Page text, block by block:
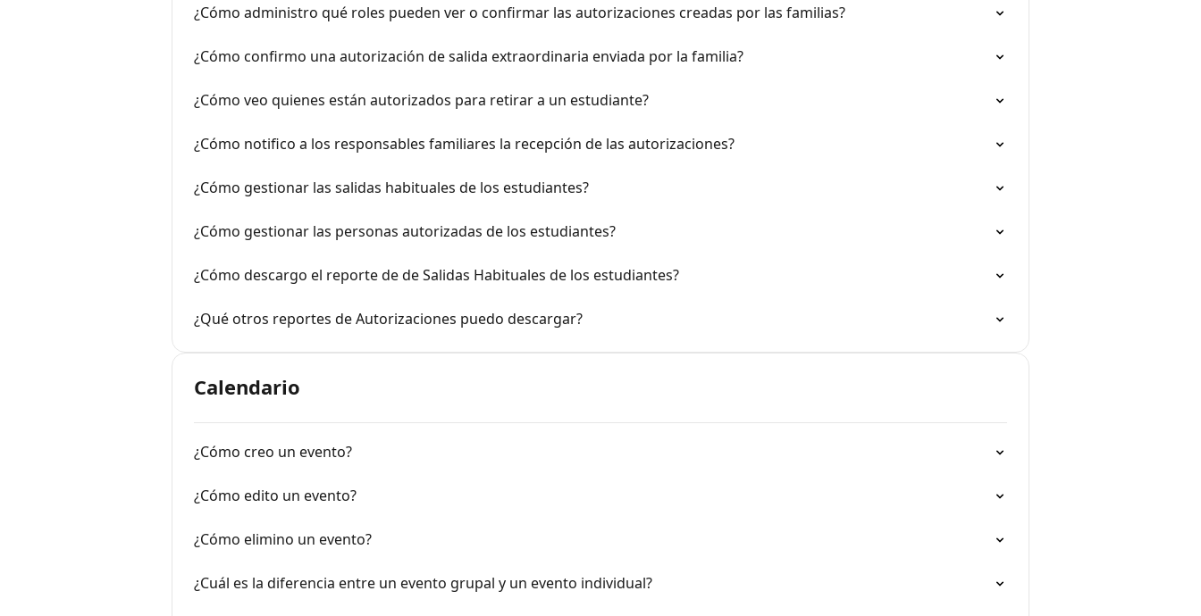
¿Cómo administro qué roles pueden ver o confirmar las autorizaciones creadas por las familias?
¿Cómo confirmo una autorización de salida extraordinaria enviada por la familia?
¿Cómo veo quienes están autorizados para retirar a un estudiante?
¿Cómo notifico a los responsables familiares la recepción de las autorizaciones?
¿Cómo gestionar las salidas habituales de los estudiantes?
¿Cómo gestionar las personas autorizadas de los estudiantes?
¿Cómo descargo el reporte de de Salidas Habituales de los estudiantes?
¿Qué otros reportes de Autorizaciones puedo descargar?
Calendario
¿Cómo creo un evento?
¿Cómo edito un evento?
¿Cómo elimino un evento?
¿Cuál es la diferencia entre un evento grupal y un evento individual?